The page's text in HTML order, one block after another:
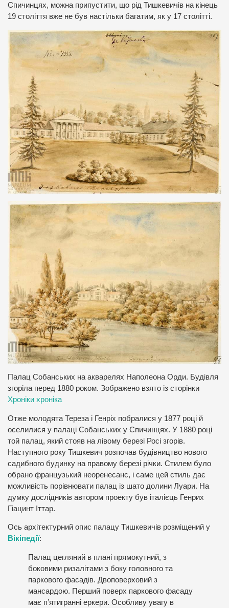
Спичинцях, можна припустити, що рід Тишкевичів на кінець
19 століття вже не був настільки багатим, як у 17 столітті.
Палац Собанських на акварелях Наполеона Орди. Будівля
згоріла перед 1880 роком. Зображено взято із сторінки
Хроніки хроніка
Отже молодята Тереза і Генріх побралися у 1877 році й
оселилися у палаці Собанських у Спичинцях. У 1880 році
той палац, який стояв на лівому березі Росі згорів.
Наступного року Тишкевич розпочав будівництво нового
садибного будинку на правому березі річки. Стилем було
обрано французький неоренесанс, і саме цей стиль дає
можливість порівнювати палац із шато долини Луари. На
думку дослідників автором проекту був італієць Генрих
Гіацинт Іттар.
Ось архітектурний опис палацу Тишкевичів розміщений у
Вікіпедії:
Палац цегляний в плані прямокутний, з
боковими ризалітами з боку головного та
паркового фасадів. Двоповерховий з
мансардою. Перший поверх паркового фасаду
має п’ятигранні еркери. Особливу увагу в